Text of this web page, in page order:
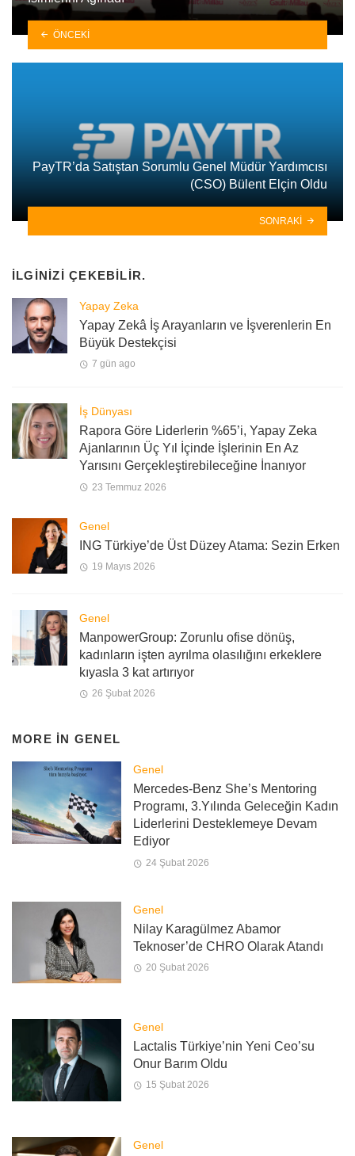
ÖNCEKI
PayTR’da Satıştan Sorumlu Genel Müdür Yardımcısı
(CSO) Bülent Elçin Oldu
SONRAKI
İLGINIZI ÇEKEBILIR.
Yapay Zeka
Yapay Zekâ İş Arayanların ve İşverenlerin En
Büyük Destekçisi
7 gün ago
İş Dünyası
Rapora Göre Liderlerin %65’i, Yapay Zeka
Ajanlarının Üç Yıl İçinde İşlerinin En Az
Yarısını Gerçekleştirebileceğine İnanıyor
23 Temmuz 2026
Genel
ING Türkiye’de Üst Düzey Atama: Sezin Erken
19 Mayıs 2026
Genel
ManpowerGroup: Zorunlu ofise dönüş,
kadınların işten ayrılma olasılığını erkeklere
kıyasla 3 kat artırıyor
26 Şubat 2026
MORE IN GENEL
Genel
Mercedes-Benz She’s Mentoring
Programı, 3.Yılında Geleceğin Kadın
Liderlerini Desteklemeye Devam
Ediyor
24 Şubat 2026
Genel
Nilay Karagülmez Abamor
Teknoser’de CHRO Olarak Atandı
20 Şubat 2026
Genel
Lactalis Türkiye’nin Yeni Ceo’su
Onur Barım Oldu
15 Şubat 2026
Genel